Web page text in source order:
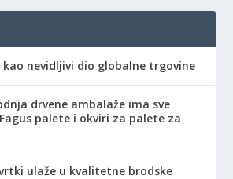
kao nevidljivi dio globalne trgovine
drvene ambalaže ima sve
palete i okviri za palete za
ulaže u kvalitetne brodske